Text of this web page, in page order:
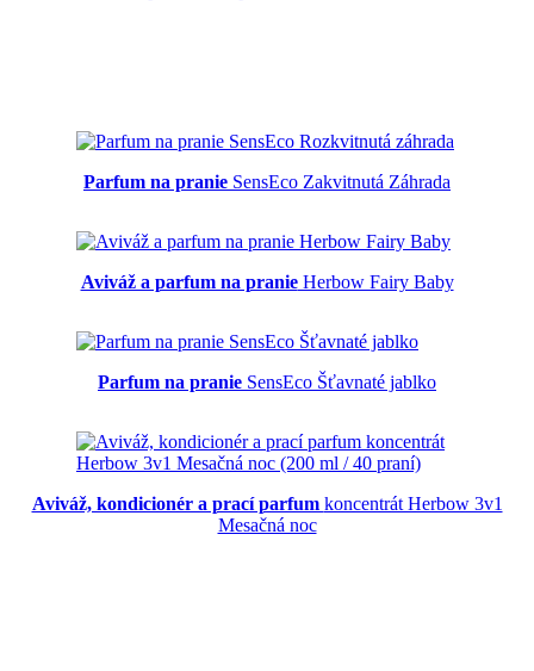
Parfum na pranie SensEco Zakvitnutá Záhrada
Aviváž a parfum na pranieHerbow Fairy Baby
Parfum na pranie SensEco Šťavnaté jablko
Aviváž, kondicionér a prací parfum koncentrát Herbow 3v1
Mesačná noc